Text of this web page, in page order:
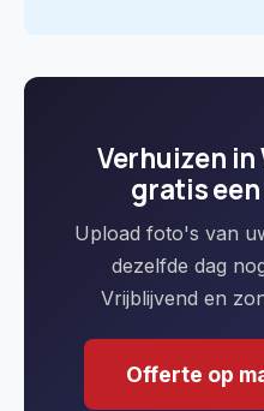
Verhuizen in
gratis
Upload foto's van
dezelfde dag
Vrijblijvend en
Offerte op